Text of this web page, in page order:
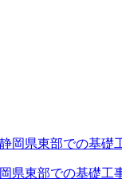
県東部での基礎工